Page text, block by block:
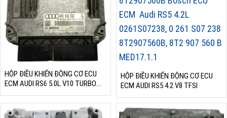
HỘP ĐIỀU KHIỂN ĐỘNG CƠ ECU
ECM AUDI RS6 5.0L V10 TURBO
TFSI
HỘP ĐIỀU KHIỂN ĐỘNG CƠ ECU
ECM AUDI RS5 4.2 V8 TFSI